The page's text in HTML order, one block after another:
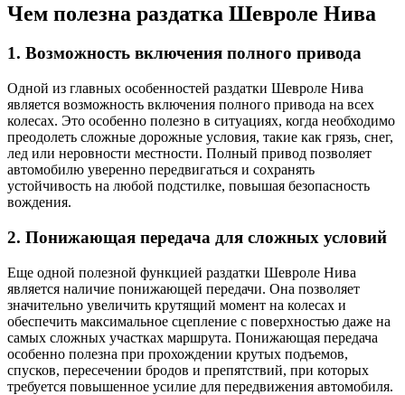
Чем полезна раздатка Шевроле Нива
1. Возможность включения полного привода
Одной из главных особенностей раздатки Шевроле Нива
является возможность включения полного привода на всех
колесах. Это особенно полезно в ситуациях, когда необходимо
преодолеть сложные дорожные условия, такие как грязь, снег,
лед или неровности местности. Полный привод позволяет
автомобилю уверенно передвигаться и сохранять
устойчивость на любой подстилке, повышая безопасность
вождения.
2. Понижающая передача для сложных условий
Еще одной полезной функцией раздатки Шевроле Нива
является наличие понижающей передачи. Она позволяет
значительно увеличить крутящий момент на колесах и
обеспечить максимальное сцепление с поверхностью даже на
самых сложных участках маршрута. Понижающая передача
особенно полезна при прохождении крутых подъемов,
спусков, пересечении бродов и препятствий, при которых
требуется повышенное усилие для передвижения автомобиля.